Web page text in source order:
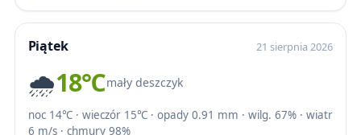
Piątek 21 sierpnia 2026
🌧️18℃mały deszczyk
noc 14℃ · wieczór 15℃ · opady 0.91 mm · wilg. 67% · wiatr
6 m/s · chmury 98%